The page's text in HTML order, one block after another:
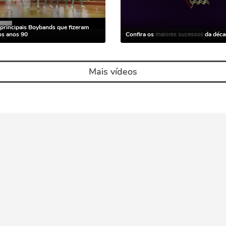
Boybands que fizeram
anos 90
Confira os maiores sucessosda
Mais vídeos